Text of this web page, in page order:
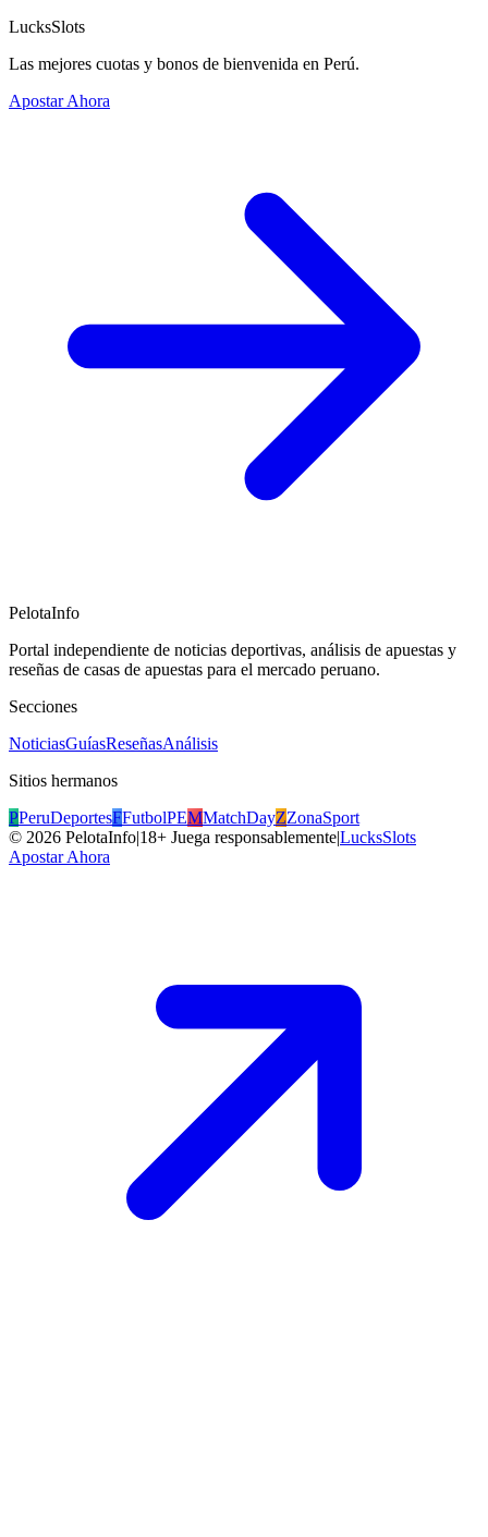
LucksSlots
Las mejores cuotas y bonos de bienvenida en Perú.
Apostar Ahora
PelotaInfo
Portal independiente de noticias deportivas, análisis de apuestas y
reseñas de casas de apuestas para el mercado peruano.
Secciones
NoticiasGuíasReseñasAnálisis
Sitios hermanos
PPeruDeportesFFutbolPEMMatchDayZZonaSport
© 2026 PelotaInfo|18+ Juega responsablemente|LucksSlots
Apostar Ahora